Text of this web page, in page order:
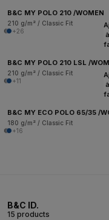
B&C MY POLO 210 /WOMEN
210 g/m² / Classic Fit
+26
B&C MY POLO 210 LSL /
210 g/m² / Classic Fit
+11
B&C MY ECO POLO 65/35 /
180 g/m² / Classic Fit
+16
B&C ID.
15 products